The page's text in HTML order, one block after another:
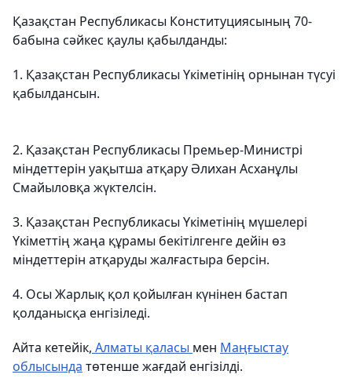
Қазақстан Республикасы Конституциясының 70-
бабына сәйкес қаулы қабылданды:
1. Қазақстан Республикасы Үкіметінің орнынан түсуі
қабылдансын.
2. Қазақстан Республикасы Премьер-Министрі
міндеттерін уақытша атқару Әлихан Асханұлы
Смайыловқа жүктелсін.
3. Қазақстан Республикасы Үкіметінің мүшелері
Үкіметтің жаңа құрамы бекітілгенге дейін өз
міндеттерін атқаруды жалғастыра берсін.
4. Осы Жарлық қол қойылған күнінен бастап
қолданысқа енгізіледі.
Айта кетейік, Алматы қаласы мен Маңғыстау
облысында төтенше жағдай енгізілді.